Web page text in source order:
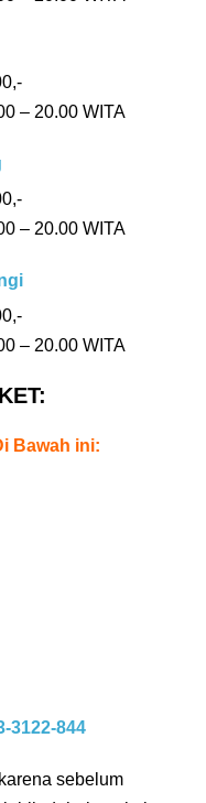
– 20.00 WITA
– 20.00 WITA
– 20.00 WITA
Bawah ini:
3122-844
sebelum